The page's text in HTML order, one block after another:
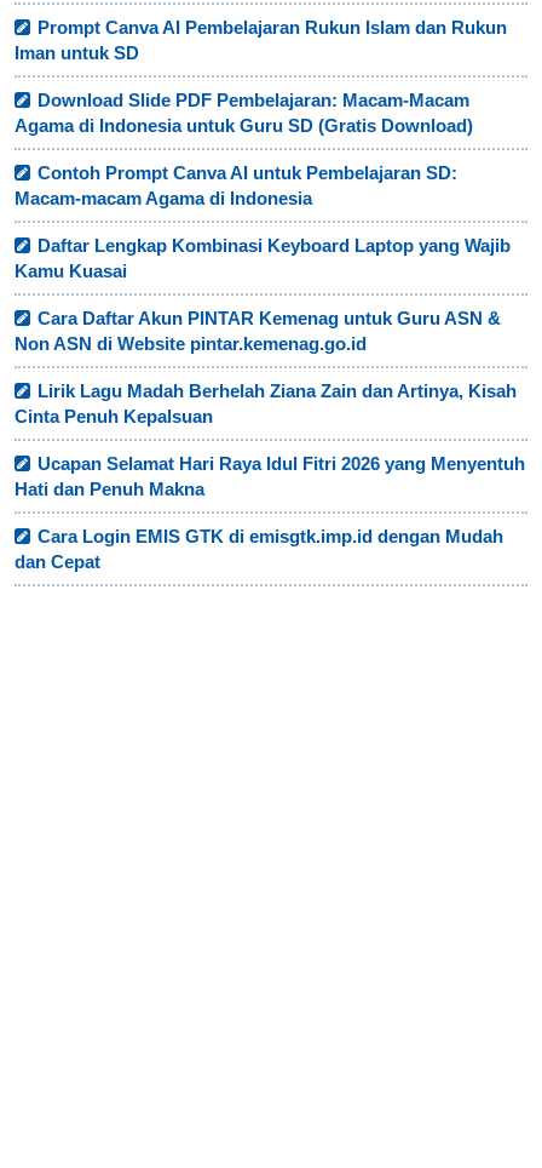
Prompt Canva AI Pembelajaran Rukun Islam dan Rukun
Iman untuk SD
Download Slide PDF Pembelajaran: Macam-Macam
Agama di Indonesia untuk Guru SD (Gratis Download)
Contoh Prompt Canva AI untuk Pembelajaran SD:
Macam-macam Agama di Indonesia
Daftar Lengkap Kombinasi Keyboard Laptop yang Wajib
Kamu Kuasai
Cara Daftar Akun PINTAR Kemenag untuk Guru ASN &
Non ASN di Website pintar.kemenag.go.id
Lirik Lagu Madah Berhelah Ziana Zain dan Artinya, Kisah
Cinta Penuh Kepalsuan
Ucapan Selamat Hari Raya Idul Fitri 2026 yang Menyentuh
Hati dan Penuh Makna
Cara Login EMIS GTK di emisgtk.imp.id dengan Mudah
dan Cepat